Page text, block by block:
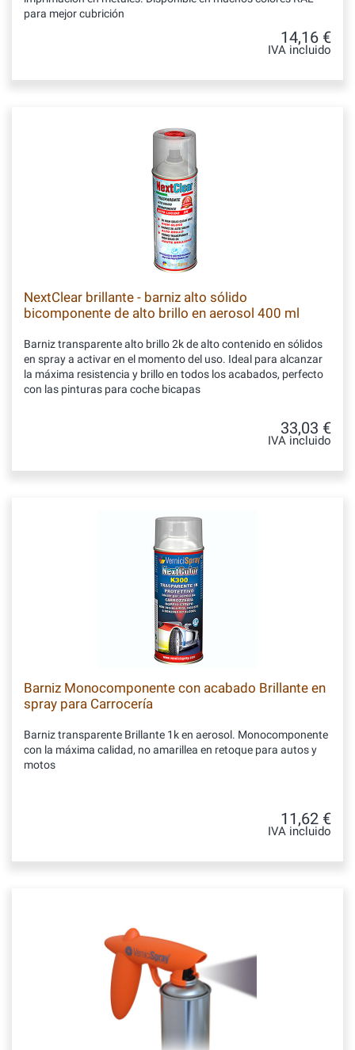
para mejor cubrición
14,16 €
IVA incluido
NextClear brillante - barniz alto sólido
bicomponente de alto brillo en aerosol 400 ml
Barniz transparente alto brillo 2k de alto contenido en sólidos
en spray a activar en el momento del uso. Ideal para alcanzar
la máxima resistencia y brillo en todos los acabados, perfecto
con las pinturas para coche bicapas
33,03 €
IVA incluido
Barniz Monocomponente con acabado Brillante en
spray para Carrocería
Barniz transparente Brillante 1k en aerosol. Monocomponente
con la máxima calidad, no amarillea en retoque para autos y
motos
11,62 €
IVA incluido